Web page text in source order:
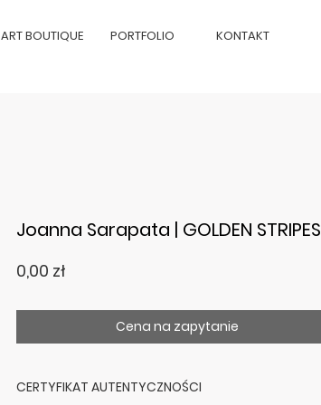
ART BOUTIQUE PORTFOLIO KONTAKT
Joanna Sarapata | GOLDEN STRIPES
0,00 zł
Cena na zapytanie
CERTYFIKAT AUTENTYCZNOŚCI